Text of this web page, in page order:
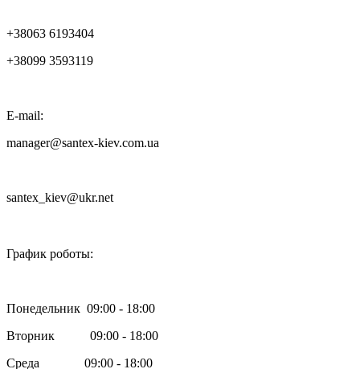
+38063 6193404
+38099 3593119
E-mail:
manager@santex-kiev.com.ua
santex_kiev@ukr.net
График роботы:
Понедельник 09:00 - 18:00
Вторник 09:00 - 18:00
Среда 09:00 - 18:00